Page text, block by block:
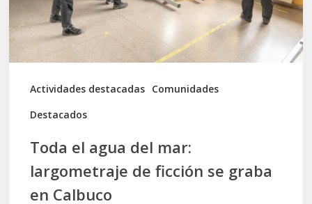
Actividades destacadas Comunidades
Destacados
de
ficción
se
graba
Toda el agua del mar:
largometraje de ficción se graba
en Calbuco